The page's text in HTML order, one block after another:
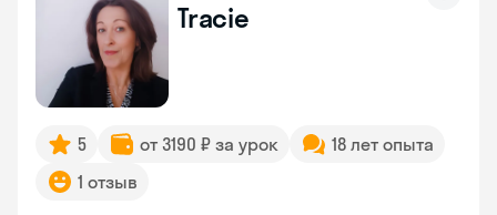
Tracie
5 от 3190 ₽ за урок
18 лет опыта
1 отзыв